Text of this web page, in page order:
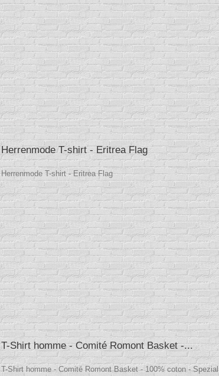
Herrenmode T-shirt - Eritrea Flag
Herrenmode T-shirt - Eritrea Flag
T-Shirt homme - Comité Romont Basket -...
T-Shirt homme - Comité Romont Basket - 100% coton - Spezial